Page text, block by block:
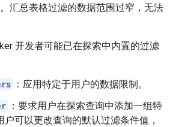
汇总表格过滤的数据范围过窄，无法
开发者可能已在探索中内置的过滤
：应用特定于用户的数据限制。
：要求用户在探索查询中添加一组特
户可以更改查询的默认过滤条件值，